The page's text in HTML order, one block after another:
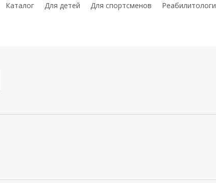
Каталог Для детей Для спортсменов Реабилитологи